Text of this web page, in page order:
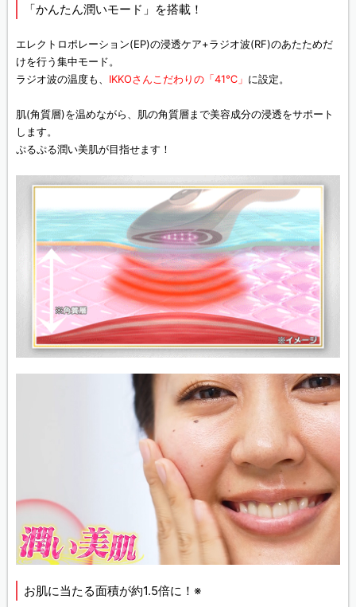
「かんたん潤いモード」を搭載！
エレクトロポレーション(EP)の浸透ケア+ラジオ波(RF)のあたためだ
けを行う集中モード。
ラジオ波の温度も、 IKKOさんこだわりの「41℃」 に設定。
肌(角質層)を温めながら、肌の角質層まで美容成分の浸透をサポート
します。
ぷるぷる潤い美肌が目指せます！
お肌に当たる面積が約1.5倍に！※